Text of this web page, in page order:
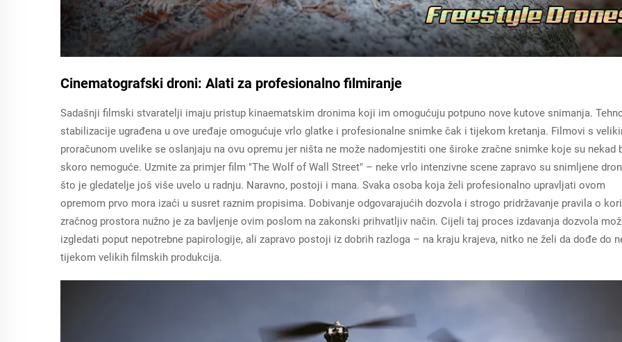
Cinematografski droni: Alati za profesionalno filmiranje
Sadašnji filmski stvaratelji imaju pristup kinaematskim dronima koji im omogućuju potpuno nove kutove snimanja.
stabilizacije ugrađena u ove uređaje omogućuje vrlo glatke i profesionalne snimke čak i tijekom kretanja. Filmovi s
proračunom uvelike se oslanjaju na ovu opremu jer ništa ne može nadomjestiti one široke zračne snimke koje su nekad
skoro nemoguće. Uzmite za primjer film "The Wolf of Wall Street" – neke vrlo intenzivne scene zapravo su snimljene
što je gledatelje još više uvelo u radnju. Naravno, postoji i mana. Svaka osoba koja želi profesionalno upravljati ovom
opremom prvo mora izaći u susret raznim propisima. Dobivanje odgovarajućih dozvola i strogo pridržavanje pravila o
zračnog prostora nužno je za bavljenje ovim poslom na zakonski prihvatljiv način. Cijeli taj proces izdavanja dozvola
izgledati poput nepotrebne papirologije, ali zapravo postoji iz dobrih razloga – na kraju krajeva, nitko ne želi da dođe do
tijekom velikih filmskih produkcija.